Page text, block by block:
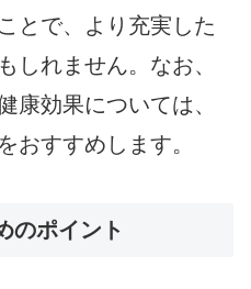
とで、より充実した
しれません。なお、
康効果については、
おすすめします。
のポイント